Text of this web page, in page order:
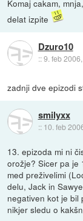
Komaj cakam,
delat izpite
Dzuro10
::9. feb
zadnji dve epizodi
smilyxx
:: 10. feb
13. epizoda mi ni
orožje? Sicer pa je
med preživelimi
delu, Jack in
negativen kot je bil
nikjer sledu o